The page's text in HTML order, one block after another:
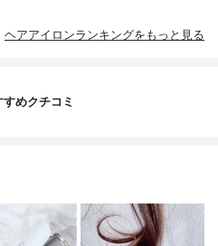
ヘアアイロンランキングをもっと見る
すめクチコミ